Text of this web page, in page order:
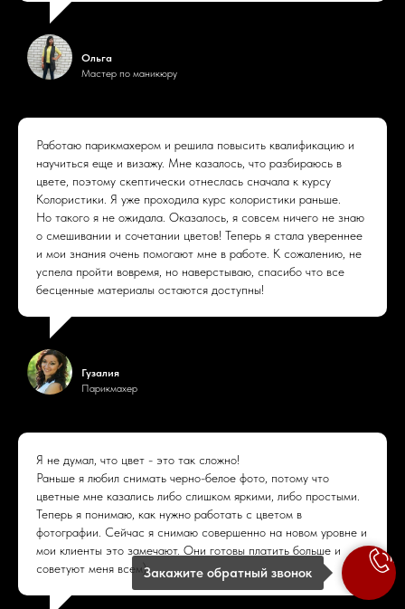
Ольга
Мастер по маникюру
Работаю парикмахером и решила повысить квалификацию и
научиться еще и визажу. Мне казалось, что разбираюсь в
цвете, поэтому скептически отнеслась сначала к курсу
Колористики. Я уже проходила курс колористики раньше.
Но такого я не ожидала. Оказалось, я совсем ничего не знаю
о смешивании и сочетании цветов! Теперь я стала увереннее
и мои знания очень помогают мне в работе. К сожалению, не
успела пройти вовремя, но наверстываю, спасибо что все
бесценные материалы остаются доступны!
Гузалия
Парикмахер
Я не думал, что цвет - это так сложно!
Раньше я любил снимать черно-белое фото, потому что
цветные мне казались либо слишком яркими, либо простыми.
Теперь я понимаю, как нужно работать с цветом в
фотографии. Сейчас я снимаю совершенно на новом уровне и
мои клиенты это замечают. Они готовы платить больше и
советуют меня всем)Закажите обратный звонок